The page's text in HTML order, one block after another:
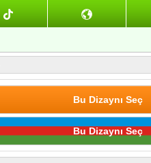
Bu Dizaynı Seç
Bu Dizaynı Seç